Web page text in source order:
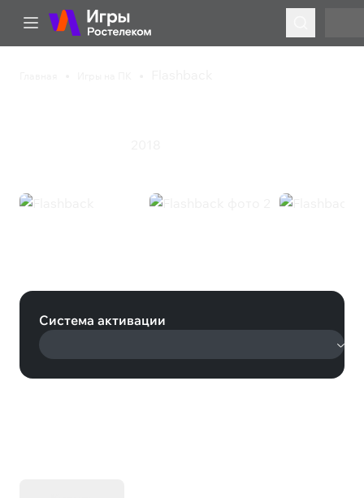
Система активации